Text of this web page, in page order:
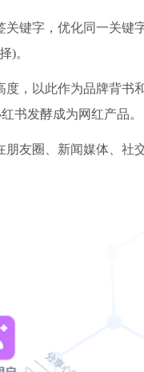
字，优化同一关键
)。
以此作为品牌背书
书发酵成为网红产品。
圈、新闻媒体、社